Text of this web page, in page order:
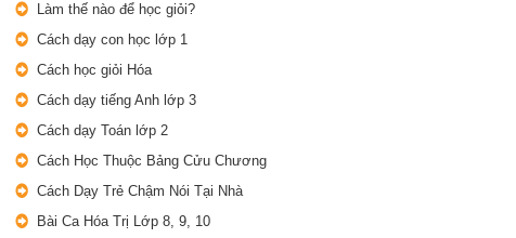
Làm thế nào để học giỏi?
Cách dạy con học lớp 1
Cách học giỏi Hóa
Cách dạy tiếng Anh lớp 3
Cách dạy Toán lớp 2
Cách Học Thuộc Bảng Cửu Chương
Cách Dạy Trẻ Chậm Nói Tại Nhà
Bài Ca Hóa Trị Lớp 8, 9, 10